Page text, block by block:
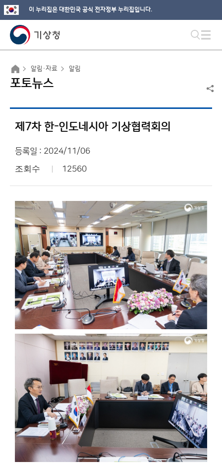
이 누리집은 대한민국 공식 전자정부 누리집입니다.
알림·자료 알림
포토뉴스
제7차 한-인도네시아 기상협력회의
등록일 : 2024/11/06
조회수 12560